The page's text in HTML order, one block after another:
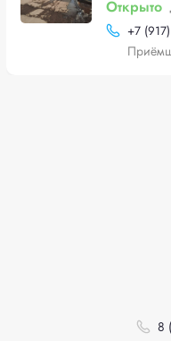
Открыто
+7
8